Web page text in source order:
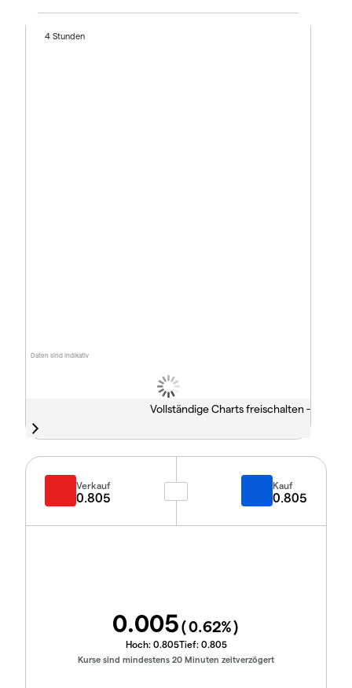
Daten sind indikativ
4 Stunden
Vollständige Charts freischalten -
Verkauf
0.805
Kauf
0.805
0.005(0.62%)
Hoch: 0.805Tief: 0.805
Kurse sind mindestens 20 Minuten zeitverzögert